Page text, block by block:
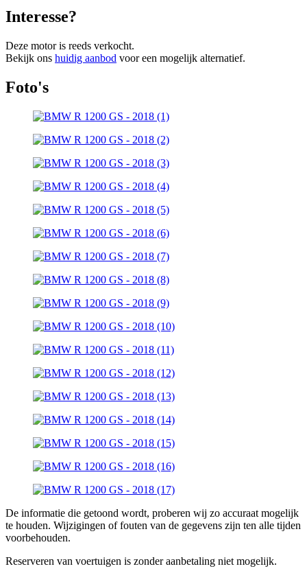
Interesse?
Deze motor is reeds verkocht.
Bekijk ons huidig aanbod voor een mogelijk alternatief.
Foto's
De informatie die getoond wordt, proberen wij zo accuraat mogelijk
te houden. Wijzigingen of fouten van de gegevens zijn ten alle tijden
voorbehouden.
Reserveren van voertuigen is zonder aanbetaling niet mogelijk.